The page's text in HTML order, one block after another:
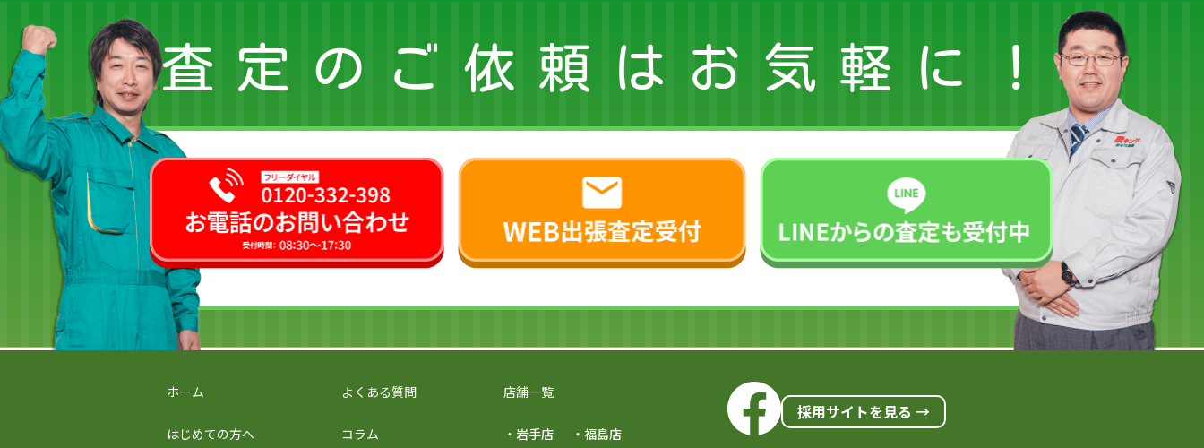
査定のご依頼はお気軽に！
ホーム
はじめての方へ
よくある質問
コラム
店舗一覧
・岩手店 ・福島店
採用サイトを見る →